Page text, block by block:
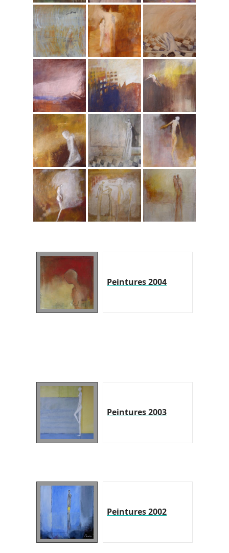
Peintures 2004
Peintures 2003
Peintures 2002